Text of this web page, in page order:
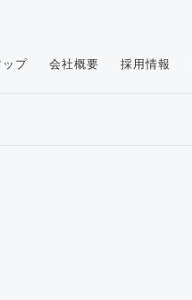
ップ 会社概要 採用情報